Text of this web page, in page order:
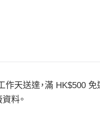
天送達，滿 HK$500 免
料。